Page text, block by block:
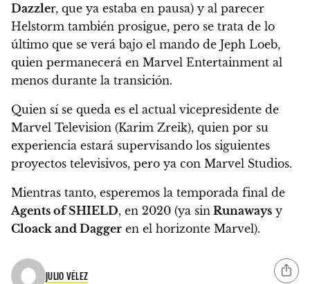
Dazzler, que ya estaba en pausa) y al parecer
Helstorm también prosigue, pero se trata de lo
último que se verá bajo el mando de Jeph Loeb,
quien permanecerá en Marvel Entertainment al
menos durante la transición.
Quien sí se queda es el actual vicepresidente de
Marvel Television (Karim Zreik), quien por su
experiencia estará supervisando los siguientes
proyectos televisivos, pero ya con Marvel Studios.
Mientras tanto, esperemos la temporada final de
Agents of SHIELD, en 2020 (ya sin Runaways y
Cloack and Dagger en el horizonte Marvel).
JULIO VÉLEZ